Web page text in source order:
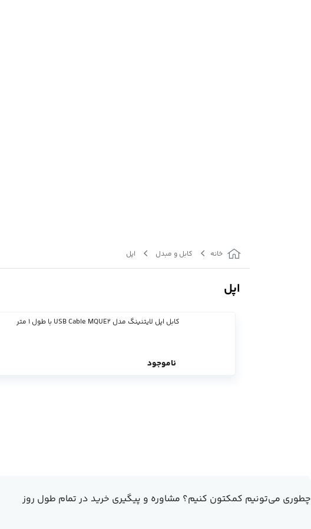
خانه کابل و مبدل اپل
اپل
کابل اپل لایتنینگ مدل USB Cable MQUE2 با طول 1 متر
ناموجود
چطوری می‌تونیم کمکتون کنیم؟ مشاوره و پیگیری خرید در تمام طول روز